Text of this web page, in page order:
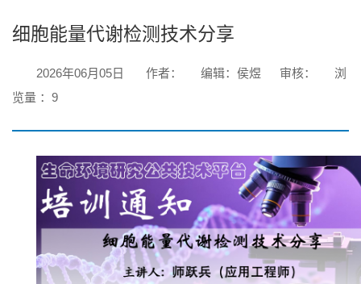
细胞能量代谢检测技术分享
2026年06月05日 作者： 编辑：侯煜 审核：
浏
览量 ： 9